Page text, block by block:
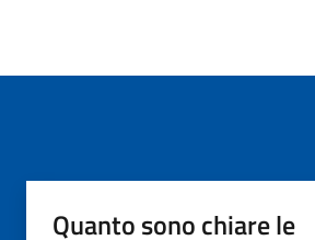
Quanto sono chiare le